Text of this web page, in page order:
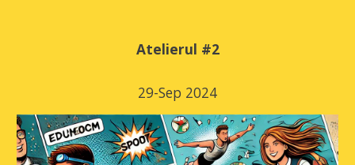
Atelierul #2
29-Sep 2024